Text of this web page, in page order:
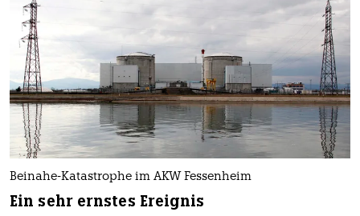
Beinahe-Katastrophe im AKW Fessenheim
Ein sehr ernstes Ereignis